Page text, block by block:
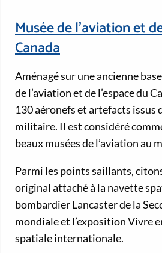
Musée de l’aviation et
Canada
Aménagé sur une ancienne
de l’aviation et de l’espace du
130 aéronefs et artefacts issus
militaire. Il est considéré
beaux musées de l’aviation au
Parmi les points saillants,
original attaché à la navette
bombardier Lancaster de la
mondiale et l’exposition Vivre
spatiale internationale.